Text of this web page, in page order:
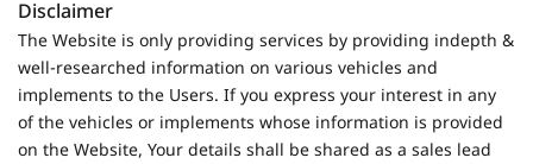
Disclaimer
The Website is only providing services by providing indepth &
well-researched information on various vehicles and
implements to the Users. If you express your interest in any
of the vehicles or implements whose information is provided
on the Website, Your details shall be shared as a sales lead